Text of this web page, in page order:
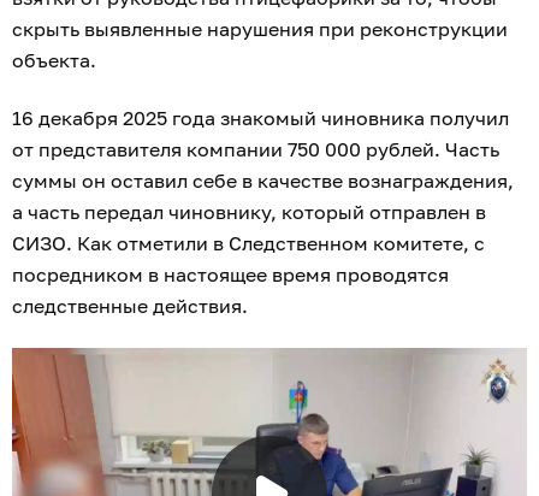
скрыть выявленные нарушения при реконструкции
объекта.
16 декабря 2025 года знакомый чиновника получил
от представителя компании 750 000 рублей. Часть
суммы он оставил себе в качестве вознаграждения,
а часть передал чиновнику, который отправлен в
СИЗО. Как отметили в Следственном комитете, с
посредником в настоящее время проводятся
следственные действия.